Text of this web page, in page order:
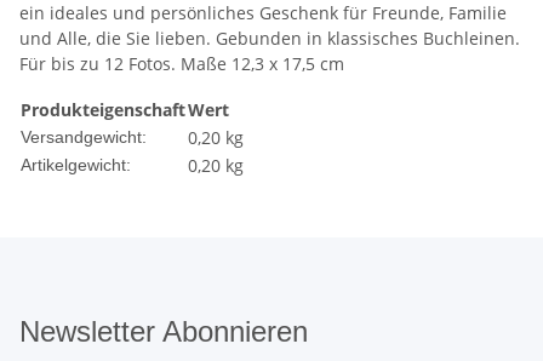
ein ideales und persönliches Geschenk für Freunde, Familie
und Alle, die Sie lieben. Gebunden in klassisches Buchleinen.
Für bis zu 12 Fotos. Maße 12,3 x 17,5 cm
ProdukteigenschaftWert
Versandgewicht: 0,20 kg
Artikelgewicht: 0,20 kg
Newsletter Abonnieren